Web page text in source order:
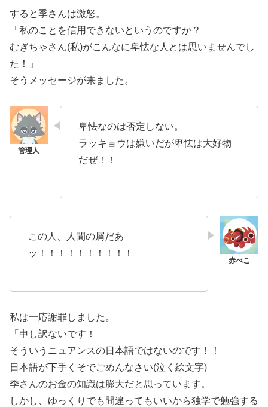
すると季さんは激怒。
「私のことを信用できないというのですか？
むぎちゃさん(私)がこんなに卑怯な人とは思いませんでし
た！」
そうメッセージが来ました。
卑怯なのは否定しない。
ラッキョウは嫌いだが卑怯は大好物
だぜ！！
この人、人間の屑だあ
ッ！！！！！！！！！！
私は一応謝罪しました。
「申し訳ないです！
そういうニュアンスの日本語ではないのです！！
日本語が下手くそでごめんなさい(泣く絵文字)
季さんのお金の知識は膨大だと思っています。
しかし、ゆっくりでも間違ってもいいから独学で勉強する